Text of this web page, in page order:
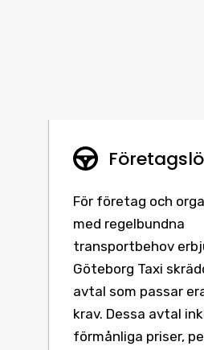
För företag och
med regelbundna
transportbehov
Göteborg Taxi
avtal som passar
krav. Dessa avtal
förmånliga priser,